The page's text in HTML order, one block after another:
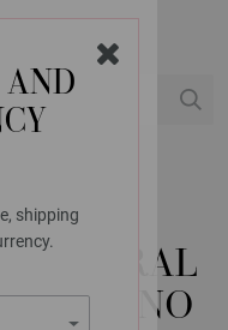
AND
shipping
NATURAL
BRILLINO